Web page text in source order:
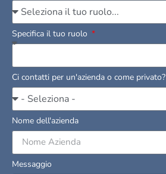
Specifica il tuo ruolo
Ci contatti per un'azienda o come privato?
Nome dell'azienda
Messaggio